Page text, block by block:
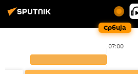
Србија
07:00